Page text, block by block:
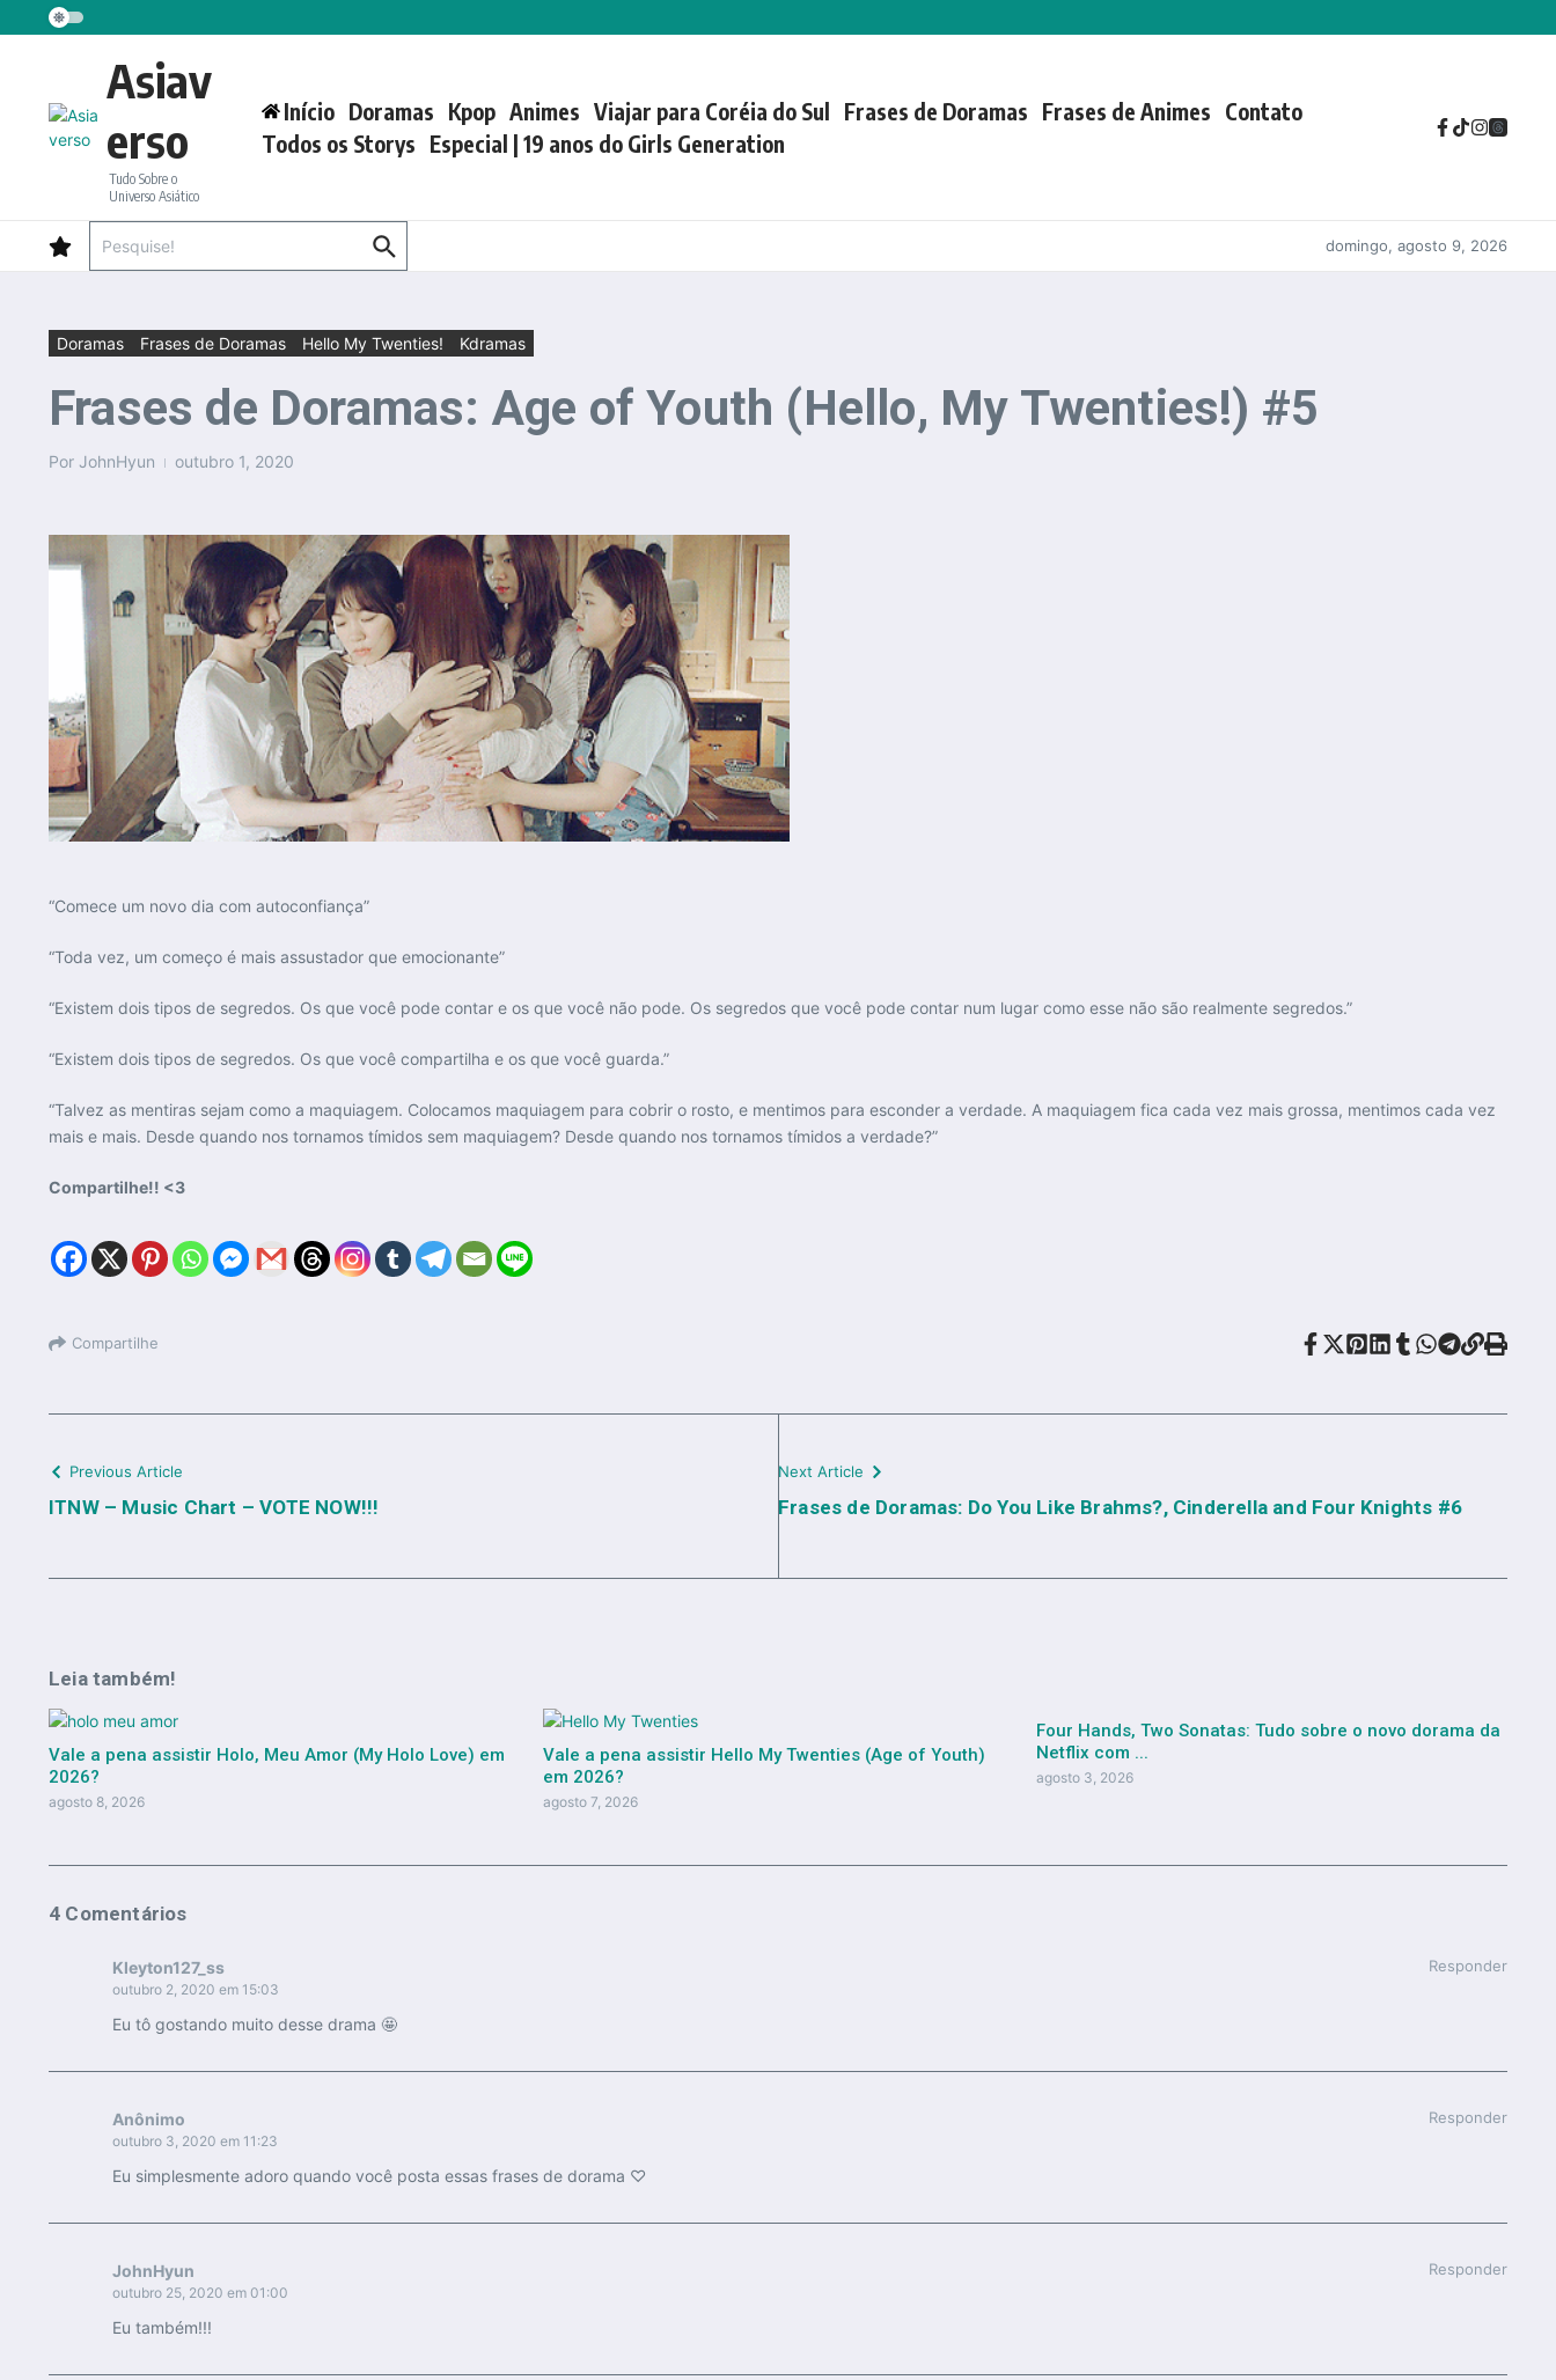
Ir para o conteúdo
Asiav
erso
Tudo Sobre o
Universo Asiático
Início Doramas Kpop Animes Viajar para Coréia do Sul Frases de Doramas Frases de Animes Contato
Todos os Storys Especial | 19 anos do Girls Generation
domingo, agosto 9, 2026
Doramas Frases de Doramas Hello My Twenties! Kdramas
Frases de Doramas: Age of Youth (Hello, My Twenties!) #5
Por JohnHyun outubro 1, 2020
“Comece um novo dia com autoconfiança”
“Toda vez, um começo é mais assustador que emocionante”
“Existem dois tipos de segredos. Os que você pode contar e os que você não pode. Os segredos que você pode contar num lugar como esse não são realmente segredos.”
“Existem dois tipos de segredos. Os que você compartilha e os que você guarda.”
“Talvez as mentiras sejam como a maquiagem. Colocamos maquiagem para cobrir o rosto, e mentimos para esconder a verdade. A maquiagem fica cada vez mais grossa, mentimos cada vez
mais e mais. Desde quando nos tornamos tímidos sem maquiagem? Desde quando nos tornamos tímidos a verdade?”
Compartilhe!! <3
Compartilhe
Previous Article
ITNW – Music Chart – VOTE NOW!!!
Next Article
Frases de Doramas: Do You Like Brahms?, Cinderella and Four Knights #6
Leia também!
Vale a pena assistir Holo, Meu Amor (My Holo Love) em
2026?
agosto 8, 2026
Vale a pena assistir Hello My Twenties (Age of Youth)
em 2026?
agosto 7, 2026
Four Hands, Two Sonatas: Tudo sobre o novo dorama da
Netflix com ...
agosto 3, 2026
4 Comentários
Kleyton127_ss
outubro 2, 2020 em 15:03
Responder
Eu tô gostando muito desse drama 🤩
Anônimo
outubro 3, 2020 em 11:23
Responder
Eu simplesmente adoro quando você posta essas frases de dorama ♡
JohnHyun
outubro 25, 2020 em 01:00
Responder
Eu também!!!